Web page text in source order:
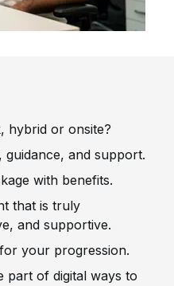
hybrid or onsite?
guidance, and support.
with benefits.
that is truly
and supportive.
your progression.
part of digital ways to